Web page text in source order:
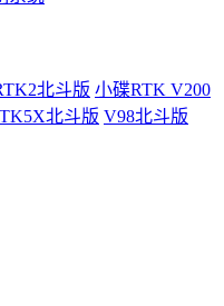
北斗版 小碟RTK V200
北斗版 V98北斗版